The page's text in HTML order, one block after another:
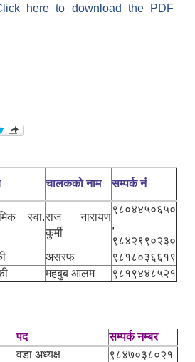
here to download the PDF
चालकको नाम सम्पर्क नं
स्वा.राज नारायण
कुर्मी
९८०४४५०६५०
,
९८४२९९०२३०
असरफ
९८१८०३६६१९
महबुब आलम ९८१९४४८५२१
पद
सम्पर्क नम्बर
वडा अध्यक्ष
९८४७०३८०२१